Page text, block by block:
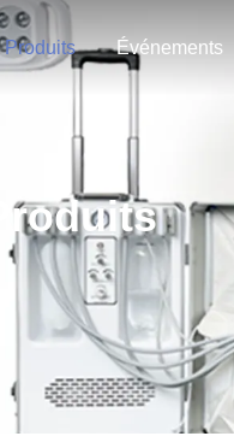
Produits Événements